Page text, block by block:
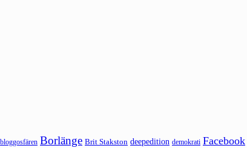
bloggosfären Borlänge Brit Stakston deepedition demokrati Facebook